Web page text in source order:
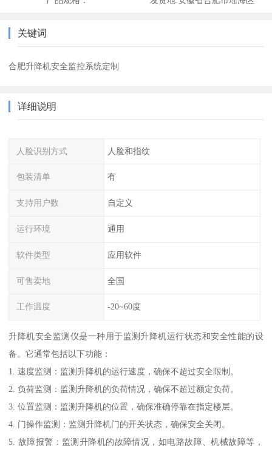
关键词
合肥升降机安全监控系统定制
详细说明
人脸识别方式 人脸和指纹
包装清单 有
支持用户数 自定义
运行环境 通用
软件类型 应用软件
可售卖地 全国
工作温度 -20~60度
升降机安全监测仪是一种用于监测升降机运行状态和安全性能的设
备。它通常包括以下功能：
1. 速度监测：监测升降机的运行速度，确保不超过安全限制。
2. 负荷监测：监测升降机的负荷情况，确保不超过额定负荷。
3. 位置监测：监测升降机的位置，确保准确停靠在指定楼层。
4. 门操作监测：监测升降机门的开关状态，确保安全关闭。
5. 故障报警：监测升降机的故障情况，如电路故障、机械故障等，